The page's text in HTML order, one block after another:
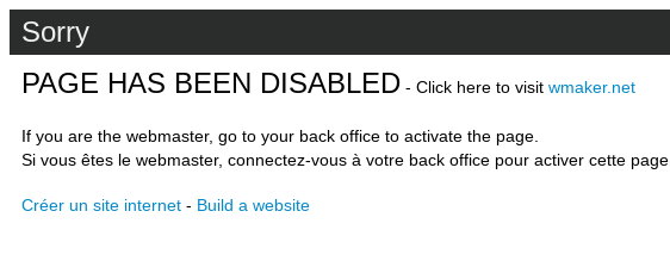
Sorry
PAGE HAS BEEN DISABLED - Click here to visit wmaker.net
If you are the webmaster, go to your back office to activate the page.
Si vous êtes le webmaster, connectez-vous à votre back office pour activer cette page.
Créer un site internet - Build a website